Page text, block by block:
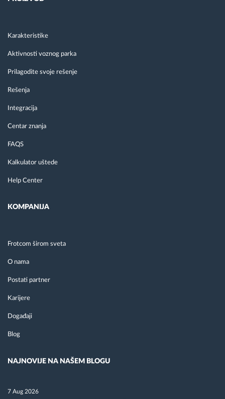
Karakteristike
Aktivnosti voznog parka
Prilagodite svoje rešenje
Rešenja
Integracija
Centar znanja
FAQS
Kalkulator uštede
Help Center
KOMPANIJA
Frotcom širom sveta
O nama
Postati partner
Karijere
Događaji
Blog
NAJNOVIJE NA NAŠEM BLOGU
7 Aug 2026